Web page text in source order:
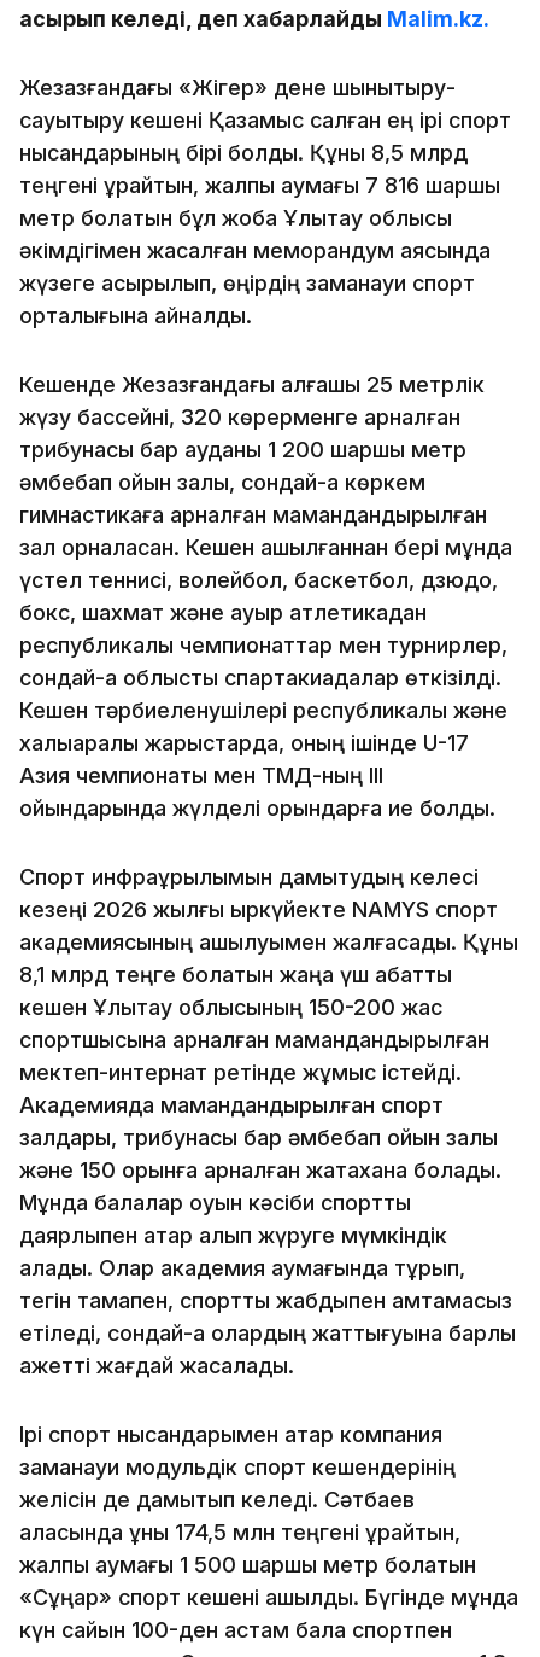
асырып келеді, деп хабарлайды Malim.kz.
Жезқазғандағы «Жігер» дене шынықтыру-
сауықтыру кешені Қазақмыс салған ең ірі спорт
нысандарының бірі болды. Құны 8,5 млрд
теңгені құрайтын, жалпы аумағы 7 816 шаршы
метр болатын бұл жоба Ұлытау облысы
әкімдігімен жасалған меморандум аясында
жүзеге асырылып, өңірдің заманауи спорт
орталығына айналды.
Кешенде Жезқазғандағы алғашқы 25 метрлік
жүзу бассейні, 320 көрерменге арналған
трибунасы бар ауданы 1 200 шаршы метр
әмбебап ойын залы, сондай-ақ көркем
гимнастикаға арналған мамандандырылған
зал орналасқан. Кешен ашылғаннан бері мұнда
үстел теннисі, волейбол, баскетбол, дзюдо,
бокс, шахмат және ауыр атлетикадан
республикалық чемпионаттар мен турнирлер,
сондай-ақ облыстық спартакиадалар өткізілді.
Кешен тәрбиеленушілері республикалық және
халықаралық жарыстарда, оның ішінде U-17
Азия чемпионаты мен ТМД-ның III
ойындарында жүлделі орындарға ие болды.
Спорт инфрақұрылымын дамытудың келесі
кезеңі 2026 жылғы қыркүйекте NAMYS спорт
академиясының ашылуымен жалғасады. Құны
8,1 млрд теңге болатын жаңа үш қабатты
кешен Ұлытау облысының 150-200 жас
спортшысына арналған мамандандырылған
мектеп-интернат ретінде жұмыс істейді.
Академияда мамандандырылған спорт
залдары, трибунасы бар әмбебап ойын залы
және 150 орынға арналған жатақхана болады.
Мұнда балалар оқуын кәсіби спорттық
даярлықпен қатар алып жүруге мүмкіндік
алады. Олар академия аумағында тұрып,
тегін тамақпен, спорттық жабдықпен қамтамасыз
етіледі, сондай-ақ олардың жаттығуына барлық
қажетті жағдай жасалады.
Ірі спорт нысандарымен қатар компания
заманауи модульдік спорт кешендерінің
желісін де дамытып келеді. Сәтбаев
қаласында құны 174,5 млн теңгені құрайтын,
жалпы аумағы 1 500 шаршы метр болатын
«Сұңқар» спорт кешені ашылды. Бүгінде мұнда
күн сайын 100-ден астам бала спортпен